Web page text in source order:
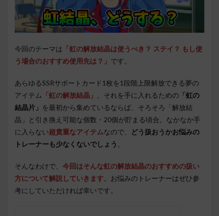
今回のテーマは 「虹の解放結晶は使うべき？ ステイ？ もし使
う場合のおすすめ使用先は？」 です。
あらゆるSSRサポートカード1枚を1段階上限解放できる夢の
アイテム 「虹の解放結晶」 。それを手に入れるための 「虹の
結晶片」 を最初から集めているならば、そろそろ「解放結
晶」と引き換え可能な個数・20個が貯まる頃合。なかなか手
に入らない超貴重なアイテムなので、
どう扱おうかお悩みの
トレーナーも少なくないでしょう 。
そんなわけで、 今回はそんな虹の解放結晶のおすすめの扱い
方について解説していきます。お悩みのトレーナーはぜひ参
考にしていただければ幸いです。